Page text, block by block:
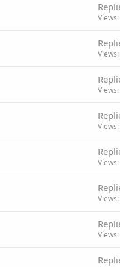
Views
Views
Views
Views
Views
Views
Views